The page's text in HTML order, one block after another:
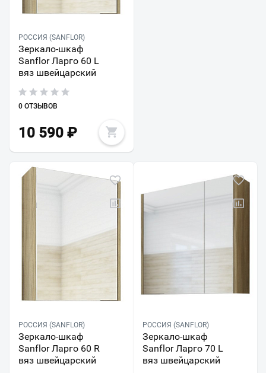
РОССИЯ (SANFLOR)
Зеркало-шкаф
Sanflor Ларго 60 L
вяз швейцарский
0 ОТЗЫВОВ
10 590 ₽
РОССИЯ (SANFLOR)
Зеркало-шкаф
Sanflor Ларго 60 R
вяз швейцарский
РОССИЯ (SANFLOR)
Зеркало-шкаф
Sanflor Ларго 70 L
вяз швейцарский